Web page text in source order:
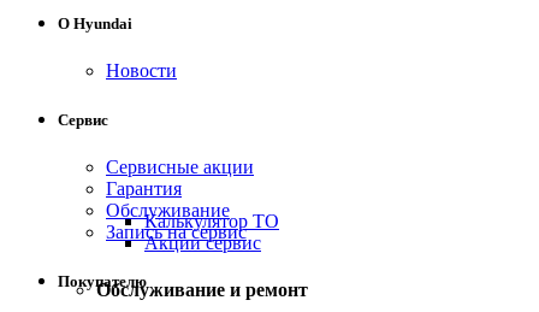
Калькулятор ТО
Акции сервис
Обслуживание и ремонт
О Hyundai
Новости
Сервис
Сервисные акции
Гарантия
Обслуживание
Запись на сервис
Покупателю